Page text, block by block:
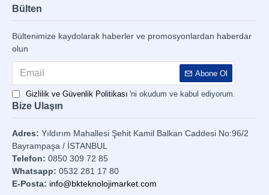
Bülten
Bültenimize kaydolarak haberler ve promosyonlardan haberdar
olun
Abone Ol
Gizlilik ve Güvenlik Politikası 'ni okudum ve kabul ediyorum.
Bize Ulaşın
Adres: Yıldırım Mahallesi Şehit Kamil Balkan Caddesi No:96/2
Bayrampaşa / İSTANBUL
Telefon: 0850 309 72 85
Whatsapp: 0532 281 17 80
E-Posta: info@bkteknolojimarket.com